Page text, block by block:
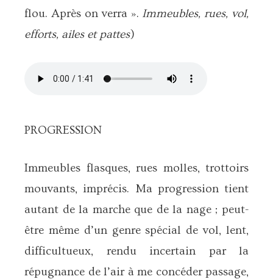
flou. Après on verra ». Immeubles, rues, vol,
efforts, ailes et pattes)
PROGRESSION
Immeubles flasques, rues molles, trottoirs
mouvants, imprécis. Ma progression tient
autant de la marche que de la nage ; peut-
être même d’un genre spécial de vol, lent,
difficultueux, rendu incertain par la
répugnance de l’air à me concéder passage,